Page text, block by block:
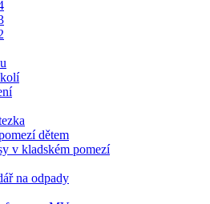
dětem
v kladském pomezí
na odpady